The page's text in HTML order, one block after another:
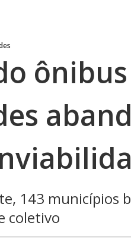
143 municípios
coletivo